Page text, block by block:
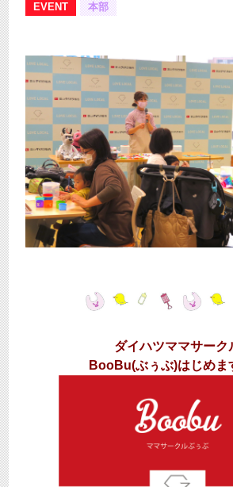
EVENT
本部
ダイハツママサーク
BooBu(ぶぅぶ)はじめま